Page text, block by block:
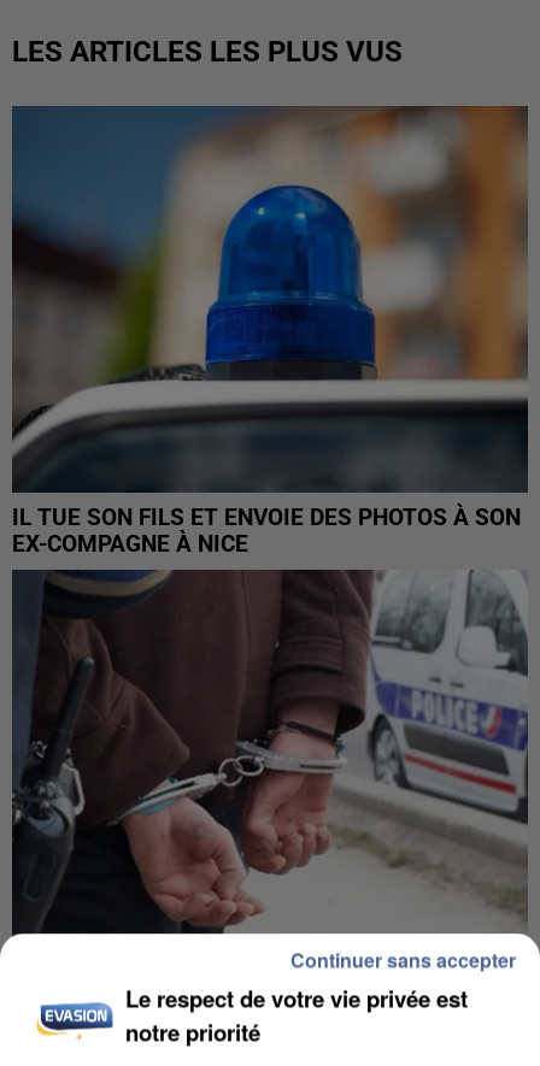
LES ARTICLES LES PLUS VUS
IL TUE SON FILS ET ENVOIE DES PHOTOS À SON
EX-COMPAGNE À NICE
L’UN DES FONDATEURS SUPPOSÉS DE LA DZ
MAFIA INTERPELLÉ EN ALGÉRIE
Le respect de votre vie privée est
notre priorité
Continuer sans accepter